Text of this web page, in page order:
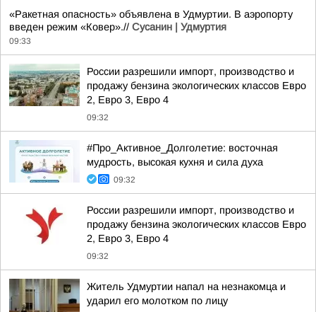
«Ракетная опасность» объявлена в Удмуртии. В аэропорту
введен режим «Ковер».// Сусанин | Удмуртия
09:33
России разрешили импорт, производство и
продажу бензина экологических классов Евро
2, Евро 3, Евро 4
09:32
#Про_Активное_Долголетие: восточная
мудрость, высокая кухня и сила духа
09:32
России разрешили импорт, производство и
продажу бензина экологических классов Евро
2, Евро 3, Евро 4
09:32
Житель Удмуртии напал на незнакомца и
ударил его молотком по лицу